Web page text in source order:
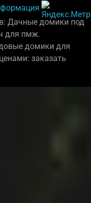
Дачные домики под
для пмж.
домики для
заказать